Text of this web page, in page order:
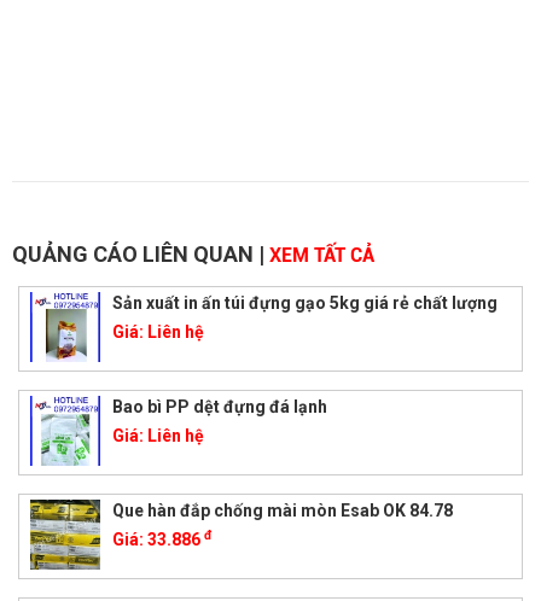
QUẢNG CÁO LIÊN QUAN | XEM TẤT CẢ
Sản xuất in ấn túi đựng gạo 5kg giá rẻ chất lượng
Giá: Liên hệ
Bao bì PP dệt đựng đá lạnh
Giá: Liên hệ
Que hàn đắp chống mài mòn Esab OK 84.78
Giá: 33.886 đ